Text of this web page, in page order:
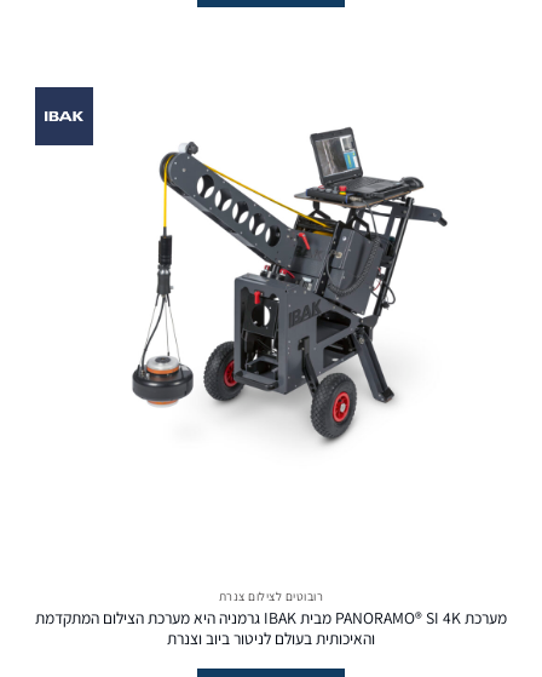
רובוטים לצילום צנרת
מערכת PANORAMO® SI 4K מבית IBAK גרמניה היא מערכת הצילום המתקדמת
והאיכותית בעולם לניטור ביוב וצנרת